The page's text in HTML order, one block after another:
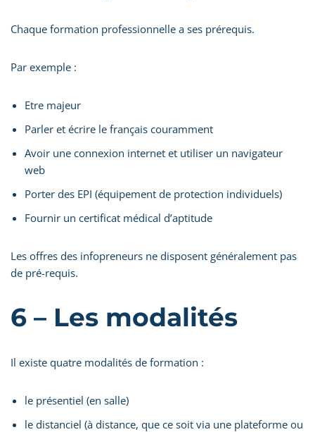
Chaque formation professionnelle a ses prérequis.
Par exemple :
Etre majeur
Parler et écrire le français couramment
Avoir une connexion internet et utiliser un navigateur
web
Porter des EPI (équipement de protection individuels)
Fournir un certificat médical d’aptitude
Les offres des infopreneurs ne disposent généralement pas
de pré-requis.
6 – Les modalités
Il existe quatre modalités de formation :
le présentiel (en salle)
le distanciel (à distance, que ce soit via une plateforme ou